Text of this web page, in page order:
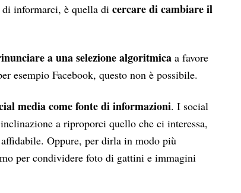
di informarci, è quella dicercare di cambiare il
a una selezione algoritmica a favore
esempio Facebook, questo non è possibile.
media come fonte di informazioni. I social
a riproporci quello che ci interessa,
Oppure, per dirla in modo più
per condividere foto di gattini e immagini